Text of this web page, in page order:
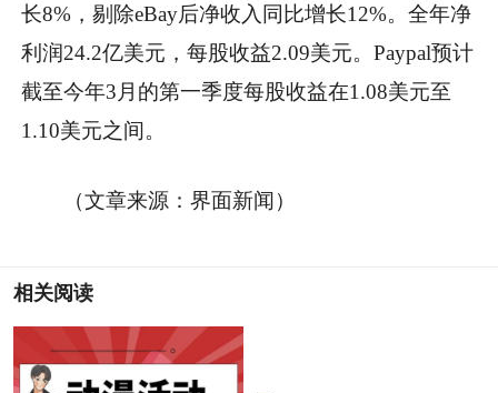
长8%，剔除eBay后净收入同比增长12%。全年净
利润24.2亿美元，每股收益2.09美元。Paypal预计
截至今年3月的第一季度每股收益在1.08美元至
1.10美元之间。
（文章来源：界面新闻）
相关阅读